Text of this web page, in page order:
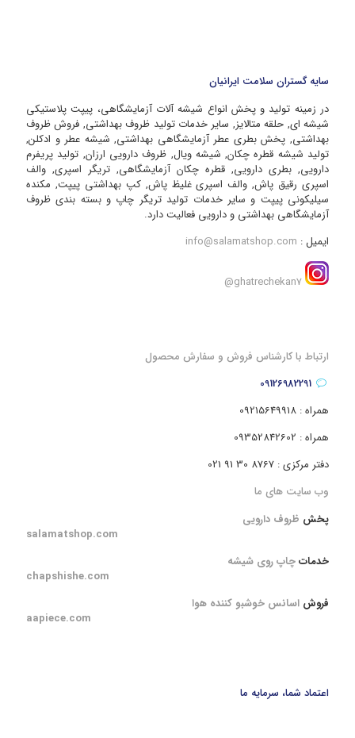
سایه گستران سلامت ایرانیان
در زمینه تولید و پخش انواع شیشه آلات آزمایشگاهی، پیپت پلاستیکی
شیشه ای, حلقه متالایز, سایر خدمات تولید ظروف بهداشتی, فروش ظروف
بهداشتی, پخش بطری عطر آزمایشگاهی بهداشتی, شیشه عطر و ادکلن,
تولید شیشه قطره چکان, شیشه ویال, ظروف دارویی ارزان, تولید پریفرم
دارویی, بطری دارویی, قطره چکان آزمایشگاهی, تریگر اسپری, والف
اسپری رقیق پاش, والف اسپری غلیظ پاش, کپ بهداشتی پیپت, مکنده
سیلیکونی پیپت و سایر خدمات تولید تریگر چاپ و بسته بندی ظروف
آزمایشگاهی بهداشتی و دارویی فعالیت دارد.
ایمیل : info@salamatshop.com
ghatrechekan7@
ارتباط با کارشناس فروش و سفارش محصول
09126982291
همراه : 09215649918
همراه : 09352842602
دفتر مرکزی : 8767 30 91 021
وب سایت های ما
پخش ظروف دارویی
salamatshop.com
خدماتچاپ روی شیشه
chapshishe.com
فروش اسانس خوشبو کننده هوا
aapiece.com
اعتماد شما، سرمایه ما